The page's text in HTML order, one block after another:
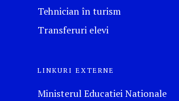
Tehnician în turism
Transferuri elevi
LINKURI EXTERNE
Ministerul Educatiei Nationale